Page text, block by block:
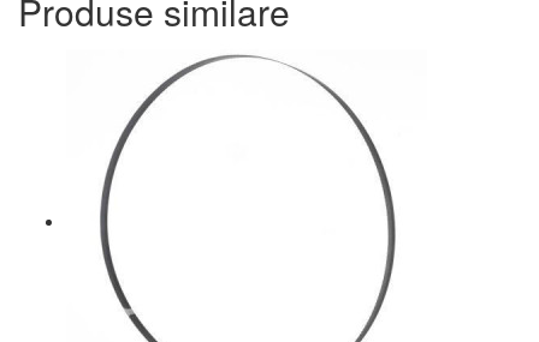
Produse similare